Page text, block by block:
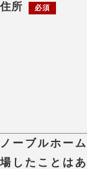
住所 必須
ノーブルホー
場したことは